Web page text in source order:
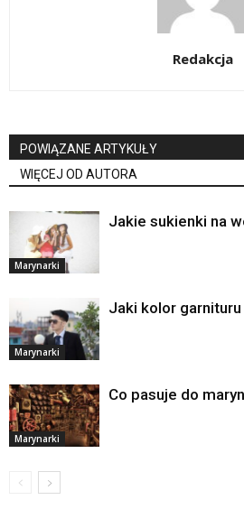
Redakcja
POWIĄZANE ARTYKUŁY
WIĘCEJ OD AUTORA
Marynarki
Jakie sukienki na
Marynarki
Jaki kolor
Marynarki
Co pasuje do